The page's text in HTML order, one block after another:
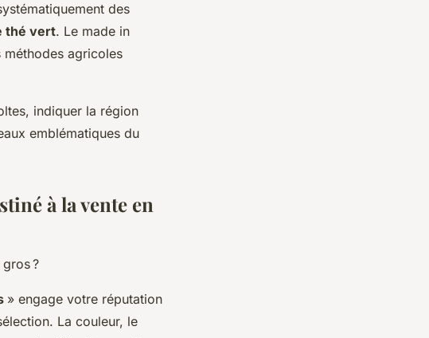
des
thé vert. Le made in
agricoles
indiquer la région
emblématiques du
à la vente en
» engage votre réputation
La couleur, le